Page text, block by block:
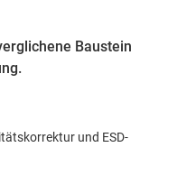
Baustein
und ESD-